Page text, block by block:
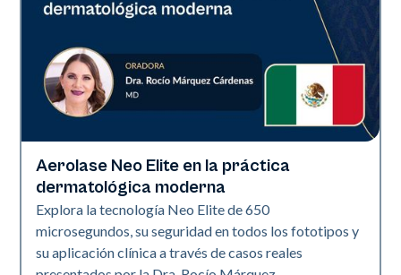
Neo Elite
Aerolase Neo Elite en la práctica
dermatológica moderna
Explora la tecnología Neo Elite de 650
microsegundos, su seguridad en todos los fototipos y
su aplicación clínica a través de casos reales